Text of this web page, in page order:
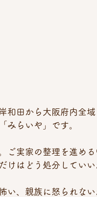
和田から大阪府内全
みらいや」です。
ご実家の整理を進め
けはどう処分してい
い、親族に怒られな